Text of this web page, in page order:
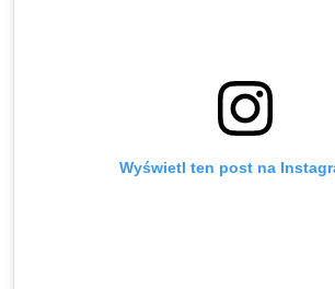
Wyświetl ten post na